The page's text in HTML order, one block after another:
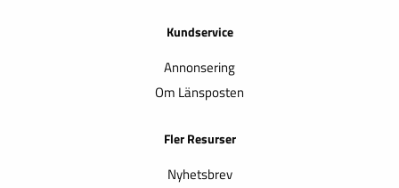
Kundservice
Annonsering
Om Länsposten
Fler Resurser
Nyhetsbrev